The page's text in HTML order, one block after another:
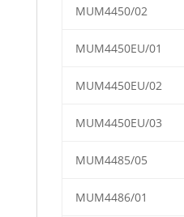
MUM4450/02
MUM4450EU/01
MUM4450EU/02
MUM4450EU/03
MUM4485/05
MUM4486/01